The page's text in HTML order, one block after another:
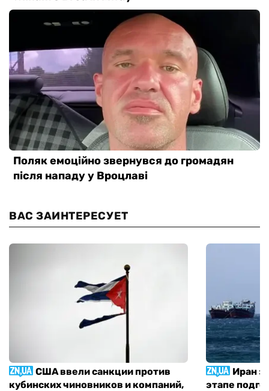
ВАС ЗАИНТЕРЕСУЕТ
США ввели санкции против
кубинских чиновников и компаний,
Иран
этапе